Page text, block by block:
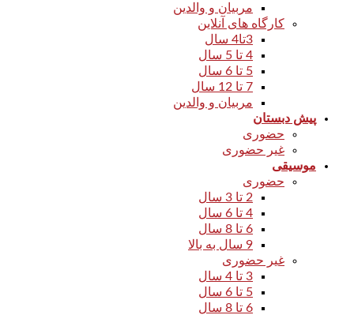
مربیان و والدین
کارگاه های آنلاین
3تا4 سال
4 تا 5 سال
5 تا 6 سال
7 تا 12 سال
مربیان و والدین
پیش دبستان
حضوری
غیر حضوری
موسیقی
حضوری
2 تا 3 سال
4 تا 6 سال
6 تا 8 سال
9 سال به بالا
غیر حضوری
3 تا 4 سال
5 تا 6 سال
6 تا 8 سال